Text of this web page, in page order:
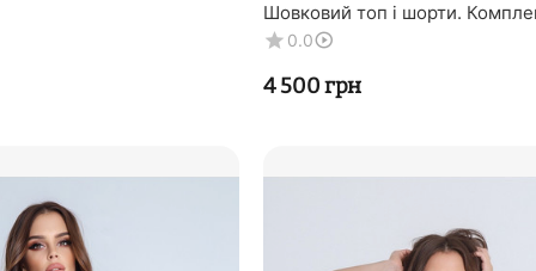
Шовковий топ і шорти.
TM "Silk Kiss". Натуральний
синій
0.0
‍4 500‍грн